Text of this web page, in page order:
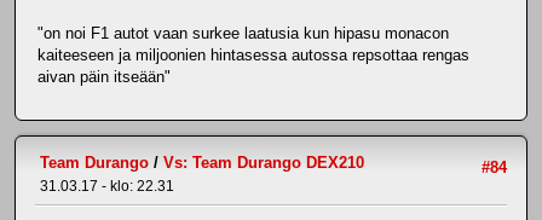
"on noi F1 autot vaan surkee laatusia kun hipasu monacon
kaiteeseen ja miljoonien hintasessa autossa repsottaa rengas
aivan päin itseään"
#84
Team Durango / Vs: Team Durango DEX210
31.03.17 - klo: 22.31